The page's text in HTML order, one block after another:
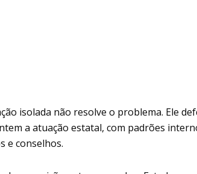
isolada não resolve o problema. Ele
a atuação estatal, com padrões
e conselhos.